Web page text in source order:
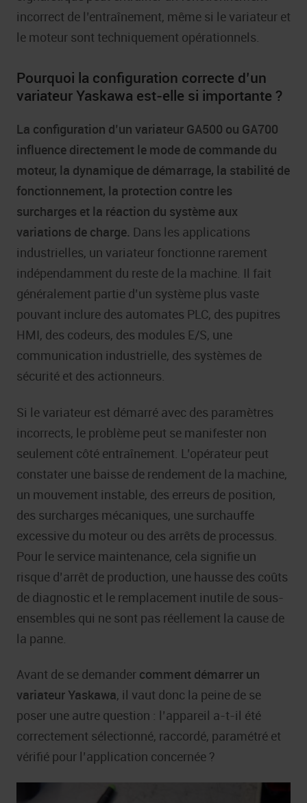
incorrect de l’entraînement, même si le variateur et
le moteur sont techniquement opérationnels.
Pourquoi la configuration correcte d’un
variateur Yaskawa est-elle si importante ?
La configuration d’un variateur GA500 ou GA700
influence directement le mode de commande du
moteur, la dynamique de démarrage, la stabilité de
fonctionnement, la protection contre les
surcharges et la réaction du système aux
variations de charge. Dans les applications
industrielles, un variateur fonctionne rarement
indépendamment du reste de la machine. Il fait
généralement partie d’un système plus vaste
pouvant inclure des automates PLC, des pupitres
HMI, des codeurs, des modules E/S, une
communication industrielle, des systèmes de
sécurité et des actionneurs.
Si le variateur est démarré avec des paramètres
incorrects, le problème peut se manifester non
seulement côté entraînement. L’opérateur peut
constater une baisse de rendement de la machine,
un mouvement instable, des erreurs de position,
des surcharges mécaniques, une surchauffe
excessive du moteur ou des arrêts de processus.
Pour le service maintenance, cela signifie un
risque d’arrêt de production, une hausse des coûts
de diagnostic et le remplacement inutile de sous-
ensembles qui ne sont pas réellement la cause de
la panne.
Avant de se demander comment démarrer un
variateur Yaskawa, il vaut donc la peine de se
poser une autre question : l’appareil a-t-il été
correctement sélectionné, raccordé, paramétré et
vérifié pour l’application concernée ?